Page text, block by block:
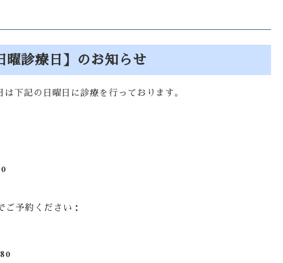
曜診療日】のお知らせ
下記の日曜日に診療を行っております。
予約ください：